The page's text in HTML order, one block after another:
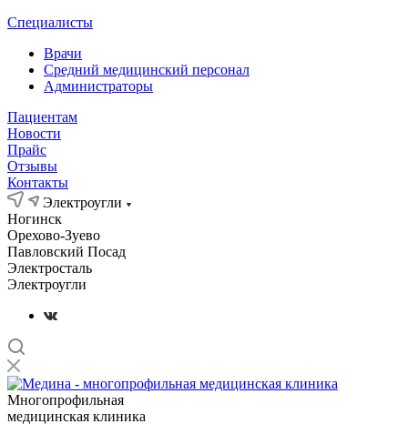
Специалисты
Врачи
Средний медицинский персонал
Администраторы
Пациентам
Новости
Прайс
Отзывы
Контакты
Электроугли
Ногинск
Орехово-Зуево
Павловский Посад
Электросталь
Электроугли
Многопрофильная
медицинская клиника